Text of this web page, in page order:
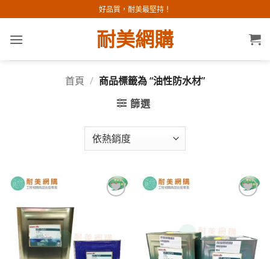
to
content
好品質，耐美最堅持！
耐美網購
首頁 / 商品標籤為 “油性防水材”
篩選